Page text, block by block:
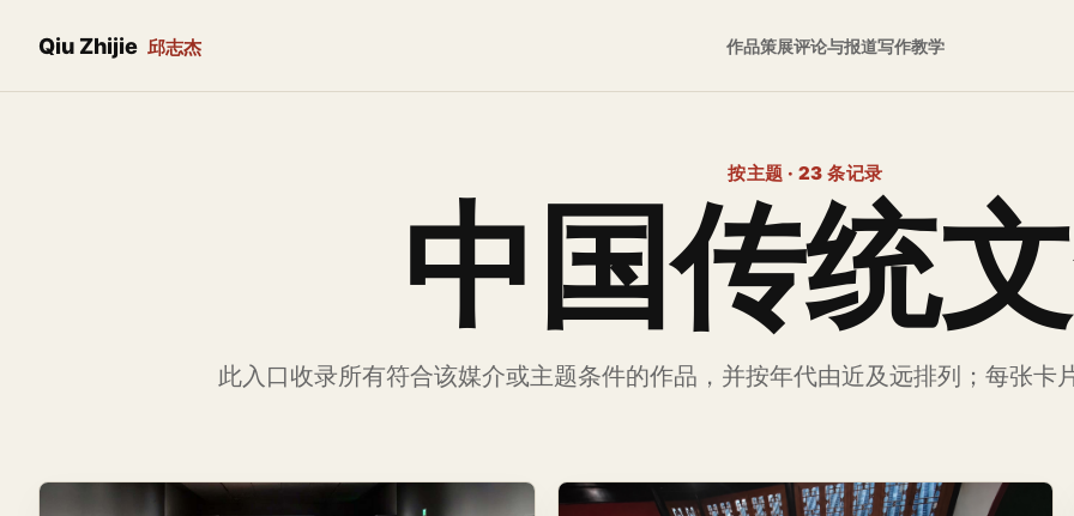
Qiu Zhijie 邱志杰 作品策展评论与报道写作教学
按主题 · 23 条记录
中国传统
此入口收录所有符合该媒介或主题条件的作品，并按年代由近及远排列；每张卡